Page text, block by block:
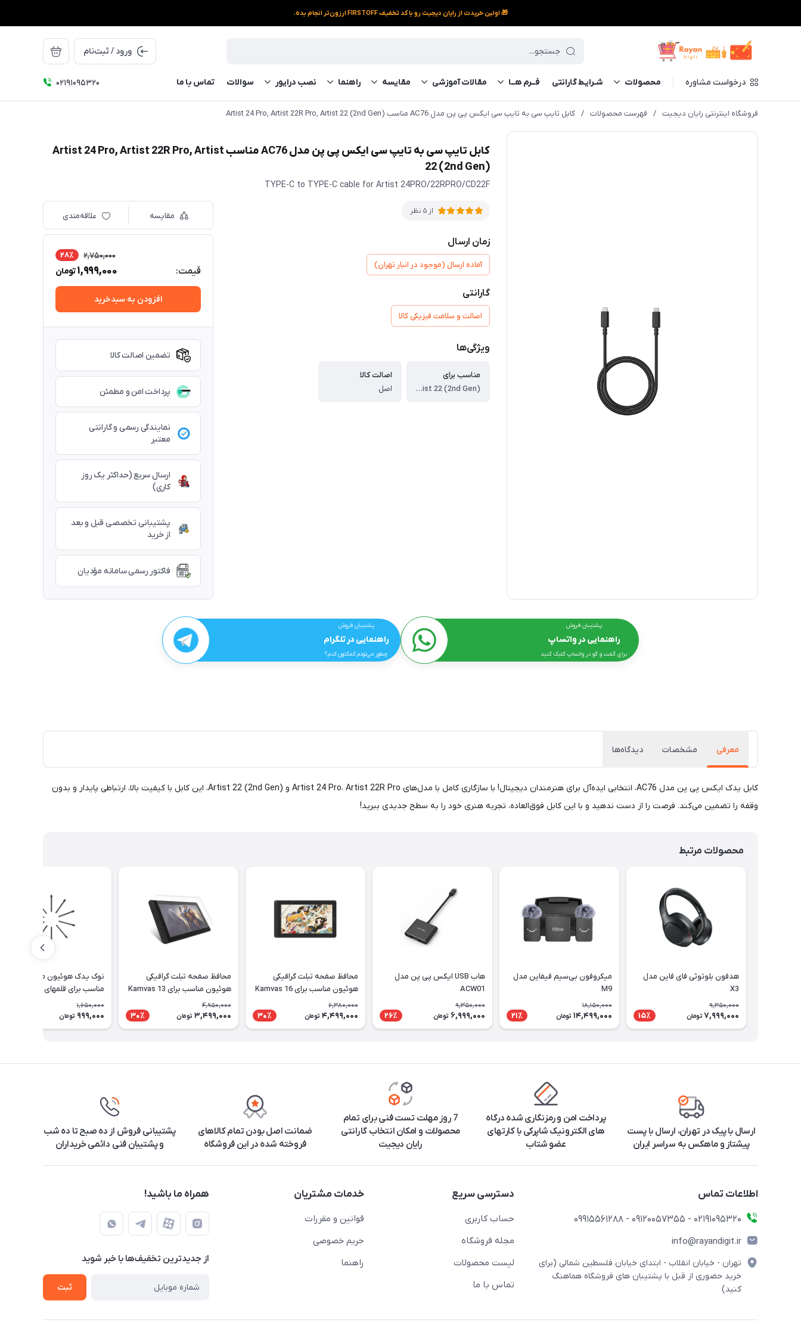
🎁 اولین خریدت از رایان دیجیت رو با کد تخفیف FIRSTOFF ارزون‌تر انجام بده.
ورود / ثبت‌نام
درخواست مشاوره محصولات شـرایـط گارانتی فــرم‌ هــا مقالات آموزشی مقایسه راهنما نصب درایور سوالات تماس با ما ۰۲۱91095320
فروشگاه اینترنتی رایان دیجیت / فهرست محصولات / کابل تایپ سی به تایپ سی ایکس پی پن مدل AC76 مناسب Artist 24 Pro, Artist 22R Pro, Artist 22 (2nd Gen)
کابل تایپ سی به تایپ سی ایکس پی پن مدل AC76 مناسب Artist 24 Pro, Artist 22R Pro, Artist
22 (2nd Gen)
TYPE-C to TYPE-C cable for Artist 24PRO/22RPRO/CD22F
از 5 نظر
زمان ارسال
آماده ارسال (موجود در انبار تهران)
گارانتی
اصالت و سلامت فیزیکی کالا
ویژگی‌ها
مناسب برای
Artist 24 Pro, Artist 22R Pro, Artist 22 (2nd Gen)
اصالت کالا
اصل
مقایسه علاقه‌مندی
قیمت:
2,750,000 28٪
1,999,000تومان
افزودن به سبدخرید
تضمین اصالت کالا
پرداخت امن و مطمئن
نمایندگی رسمی و گارانتی
معتبر
ارسال سریع (حداکثر یک روز
کاری)
پشتیبانی تخصصی قبل و بعد
از خرید
فاکتور رسمی سامانه مؤدیان
پشتیبان فروش
راهنمایی در واتساپ
برای گفت و گو در واتساپ کلیک کنید
پشتیبان فروش
راهنمایی در تلگرام
چطور می‌تونم کمکتون کنم؟
معرفی مشخصات دیدگاه‌ها
کابل یدک ایکس پی پن مدل AC76، انتخابی ایده‌آل برای هنرمندان دیجیتال! با سازگاری کامل با مدل‌های Artist 24 Pro، Artist 22R Pro و Artist 22 (2nd Gen)، این کابل با کیفیت بالا، ارتباطی پایدار و بدون
وقفه را تضمین می‌کند. فرصت را از دست ندهید و با این کابل فوق‌العاده، تجربه هنری خود را به سطح جدیدی ببرید!
محصولات مرتبط
هدفون بلوتوثی فای فاین مدل
X3
9,350,000
7,999,000 تومان 15٪
میکروفون بی‌سیم فیفاین مدل
M9
18,150,000
14,499,000 تومان 21٪
هاب USB ایکس پی پن مدل
ACW01
9,350,000
6,999,000 تومان 26٪
محافظ صفحه تبلت گرافیکی
هوئیون مناسب برای Kamvas 16
6,380,000
4,499,000 تومان 30٪
محافظ صفحه تبلت گرافیکی
هوئیون مناسب برای Kamvas 13
4,950,000
3,499,000 تومان 30٪
PW110
1,650,000
999,000 تومان
ارسال با پیک در تهران، ارسال با پست
پیشتاز و ماهکس به سراسر ایران
پرداخت امن و رمزنگاری شده درگاه
های الکترونیک شاپرکی با کارتهای
عضو شتاب
7 روز مهلت تست فنی برای تمام
محصولات و امکان انتخاب گارانتی
رایان دیجیت
ضمانت اصل بودن تمام کالاهای
فروخته شده در این فروشگاه
پشتیبانی فروش از ده صبح تا ده شب
و پشتیبان فنی دائمی خریداران
اطلاعات تماس
۰۲۱91095320 - 09120057355 - 09915561288
info@rayandigit.ir
تهران - خیابان انقلاب - ابتدای خیابان فلسطین شمالی (برای
خرید حضوری از قبل با پشتیبان های فروشگاه هماهنگ
کنید)
دسترسی سریع
حساب کاربری
مجله فروشگاه
لیست محصولات
تماس با ما
خدمات مشتریان
قوانین و مقررات
حریم خصوصی
راهنما
همراه ما باشید!
از جدید‌ترین تخفیف‌ها با‌ خبر شوید
ثبت